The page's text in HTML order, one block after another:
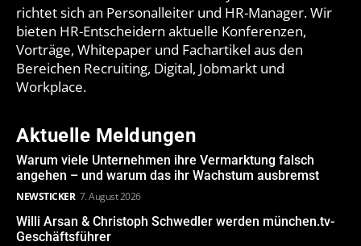
richtet sich an Personalleiter und HR-Manager. Wir
bieten HR-Entscheidern aktuelle Konferenzen,
Vorträge, Whitepaper und Fachartikel aus den
Bereichen Recruiting, Digital, Jobmarkt und
Workplace.
Aktuelle Meldungen
Warum viele Unternehmen ihre Vermarktung falsch
angehen – und warum das ihr Wachstum ausbremst
NEWSTICKER 7. August 2026
Willi Arsan & Christoph Schwedler werden münchen.tv-
Geschäftsführer